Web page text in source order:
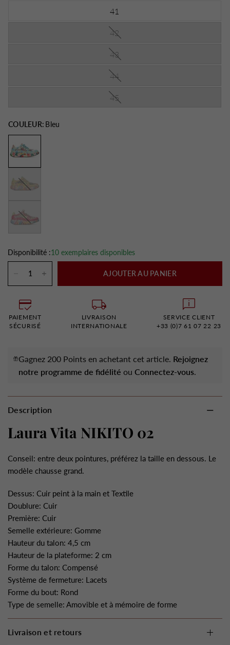
41
42
43
44
45
COULEUR: Bleu
Disponibilité :10 exemplaires disponibles
AJOUTER AU PANIER
PAIEMENT
SÉCURISÉ
LIVRAISON
INTERNATIONALE
SERVICE CLIENT
+33 (0)7 61 07 22 23
Gagnez 200 Points en achetant cet article. Rejoignez
notre programme de fidélité ou Connectez-vous.
Description
Laura Vita NIKITO 02
Conseil: entre deux pointures, préférez la taille en dessous. Le
modèle chausse grand.
Dessus: Cuir peint à la main et Textile
Doublure: Cuir
Première: Cuir
Semelle extérieure: Gomme
Hauteur du talon: 4,5 cm
Hauteur de la plateforme: 2 cm
Forme du talon: Compensé
Système de fermeture: Lacets
Forme du bout: Rond
Type de semelle: Amovible et à mémoire de forme
Livraison et retours